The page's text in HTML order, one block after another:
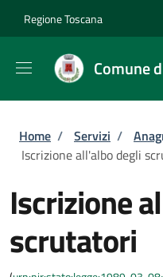
Regione Toscana
Comune
Briciole di
Home / Servizi /
Iscrizione all'albo degli
Iscrizione
scrutatori